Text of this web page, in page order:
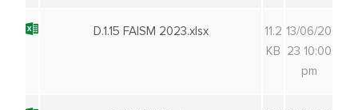
D.1.15 FAISM 2023.xlsx
11.2
KB
13/06/20
23 10:00
pm